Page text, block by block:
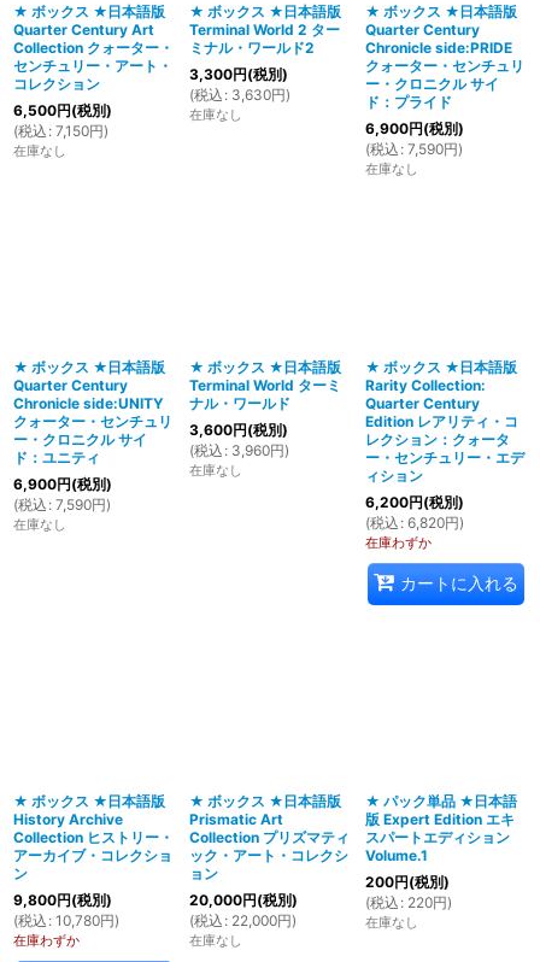
★ ボックス ★日本語版
Quarter Century Art
Collection クォーター・
センチュリー・アート・
コレクション
6,500円(税別)
(税込 : 7,150円)
在庫なし
★ ボックス ★日本語版
Terminal World 2 ター
ミナル・ワールド2
3,300円(税別)
(税込 : 3,630円)
在庫なし
★ ボックス ★日本語版
Quarter Century
Chronicle side:PRIDE
クォーター・センチュリ
ー・クロニクル サイ
ド：プライド
6,900円(税別)
(税込 : 7,590円)
在庫なし
★ ボックス ★日本語版
Quarter Century
Chronicle side:UNITY
クォーター・センチュリ
ー・クロニクル サイ
ド：ユニティ
6,900円(税別)
(税込 : 7,590円)
在庫なし
★ ボックス ★日本語版
Terminal World ターミ
ナル・ワールド
3,600円(税別)
(税込 : 3,960円)
在庫なし
★ ボックス ★日本語版
Rarity Collection:
Quarter Century
Edition レアリティ・コ
レクション：クォータ
ー・センチュリー・エデ
ィション
6,200円(税別)
(税込 : 6,820円)
在庫わずか
カートに入れる
★ ボックス ★日本語版
History Archive
Collection ヒストリー・
アーカイブ・コレクショ
ン
9,800円(税別)
(税込 : 10,780円)
在庫わずか
★ ボックス ★日本語版
Prismatic Art
Collection プリズマティ
ック・アート・コレクシ
ョン
20,000円(税別)
(税込 : 22,000円)
在庫なし
★ パック単品 ★日本語
版 Expert Edition エキ
スパートエディション
Volume.1
200円(税別)
(税込 : 220円)
在庫なし